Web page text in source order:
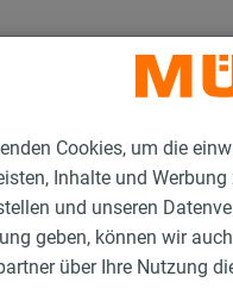
Cookies, um die
Inhalte und
und unseren
geben, können wir
über Ihre Nutzung
Schienenkonsolen